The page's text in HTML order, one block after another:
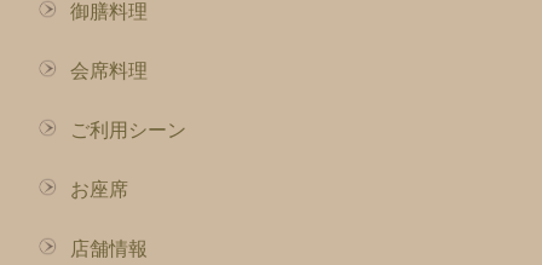
御膳料理
会席料理
ご利用シーン
お座席
店舗情報